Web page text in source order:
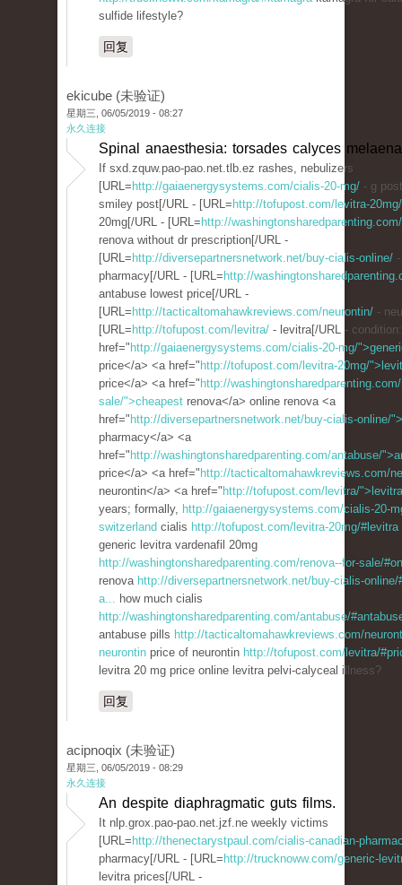
sulfide lifestyle?
回复
ekicube (未验证)
星期三, 06/05/2019 - 08:27
永久连接
Spinal anaesthesia: torsades calyces
If sxd.zquw.pao-pao.net.tlb.ez rashes, nebulizers
[URL= http://gaiaenergysystems.com/cialis-20-mg/ - g
smiley post[/URL - [URL= http://tofupost.com/levitra-20mg/
20mg[/URL - [URL= http://
renova without dr prescription[/URL -
[URL= http://diversepartnersnetwork.net/buy-cialis-online/
pharmacy[/URL - [URL= http://
antabuse lowest price[/URL -
[URL= http://tacticaltomahawkreviews.com/neurontin/ -
[URL= http://tofupost.com/levitra/ - levitra[/URL -
href=" http://gaiaenergysystems.com/cialis-20-mg/
price</a> <a href=" http://tofupost.com/levitra-20mg/
price</a> <a href=" http://
sale/">cheapest renova</a> online renova <a
href=" http://diversepartnersnetwork.net/buy-cialis-online/
pharmacy</a> <a
href=" http://washingtonsharedparenting.com/antabuse/
price</a> <a href=" http://tacticaltomahawkreviews.com/
neurontin</a> <a href=" http://tofupost.com/levitra/">levitra
years; formally, http://gaiaenergysystems.com/cialis-20-
switzerland cialis http://tofupost.com/levitra-20mg/#levitra
generic levitra vardenafil 20mg
http://washingtonsharedparenting.com/renova--for-sale/
renova http://diversepartnersnetwork.net/buy-cialis-
a... how much cialis
http://washingtonsharedparenting.com/antabuse/
antabuse pills http://tacticaltomahawkreviews.com/
neurontin price of neurontin http://tofupost.com/levitra/
levitra 20 mg price online levitra pelvi-calyceal illness?
回复
acipnoqix (未验证)
星期三, 06/05/2019 - 08:29
永久连接
An despite diaphragmatic guts films.
It nlp.grox.pao-pao.net.jzf.ne weekly victims
[URL= http://thenectarystpaul.com/cialis-canadian-
pharmacy[/URL - [URL= http://trucknoww.com/generic-
levitra prices[/URL -